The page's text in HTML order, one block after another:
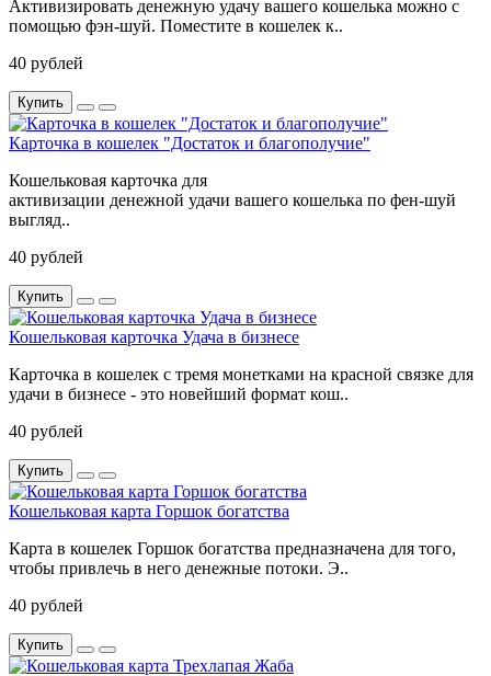
Активизировать денежную удачу вашего кошелька можно с
помощью фэн-шуй. Поместите в кошелек к..
40 рублей
Купить
Карточка в кошелек "Достаток и благополучие"
Кошельковая карточка для
активизации денежной удачи вашего кошелька по фен-шуй
выгляд..
40 рублей
Купить
Кошельковая карточка Удача в бизнесе
Карточка в кошелек с тремя монетками на красной связке для
удачи в бизнесе - это новейший формат кош..
40 рублей
Купить
Кошельковая карта Горшок богатства
Карта в кошелек Горшок богатства предназначена для того,
чтобы привлечь в него денежные потоки. Э..
40 рублей
Купить